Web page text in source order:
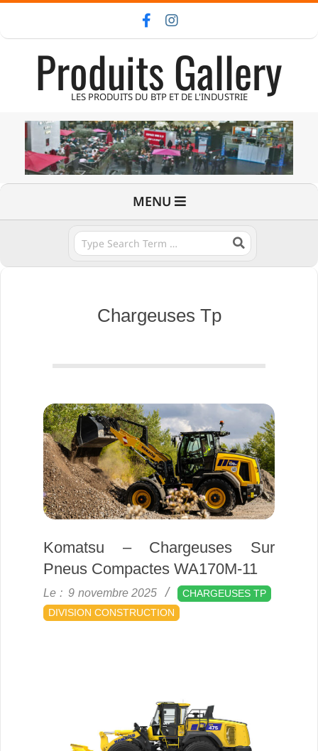
Produits Gallery
LES PRODUITS DU BTP ET DE L'INDUSTRIE
Primary
MENU
Chargeuses Tp
Komatsu – Chargeuses Sur
Pneus Compactes WA170M-11
2025-
11-
09
Le : 9 novembre 2025
CHARGEUSES TP
DIVISION CONSTRUCTION